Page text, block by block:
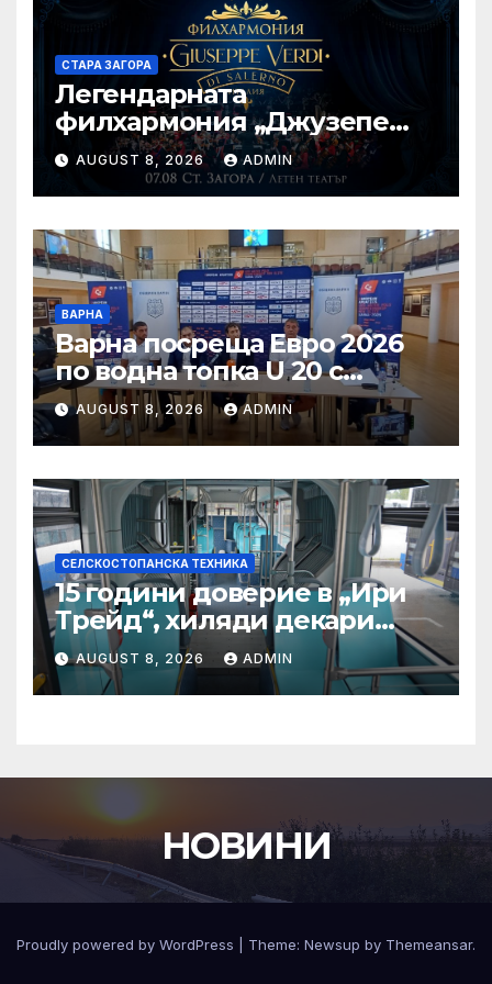
СТАРА ЗАГОРА
Легендарната
филхармония „Джузепе
Верди“ от Салерно с
концерт под звездите тази
вечер в Летен татър – Стара
Загора
AUGUST 8, 2026 ADMIN
ВАРНА
Варна посреща Евро 2026
по водна топка U 20 с
отлични условия на
състезателните басейни
AUGUST 8, 2026 ADMIN
СЕЛСКОСТОПАНСКА ТЕХНИКА
15 години доверие в „Ири
Трейд“, хиляди декари
успех – историята на
Мартин Богдановски
AUGUST 8, 2026 ADMIN
НОВИНИ
Proudly powered by WordPress Theme: Newsup by Themeansar.